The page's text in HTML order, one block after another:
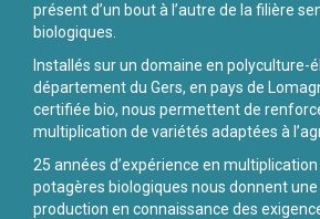
présent d’un bout à l’autre de la filière
biologiques.
Installés sur un domaine en polyculture-
département du Gers, en pays de
certifiée bio, nous permettent de
multiplication de variétés adaptées à
25 années d’expérience en
potagères biologiques nous donnent
production en connaissance des